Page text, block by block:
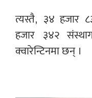
त्यस्तै, ३४ हजार
हजार ३४२
क्वारेन्टिनमा छन् ।